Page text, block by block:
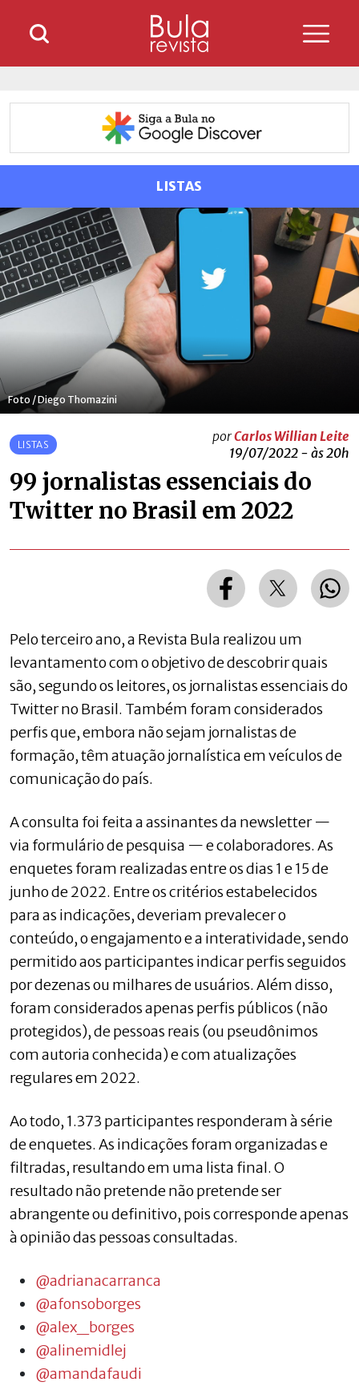
LISTAS
Foto / Diego Thomazini
LISTAS
porCarlos Willian Leite
19/07/2022 - às 20h
99 jornalistas essenciais do
Twitter no Brasil em 2022
Pelo terceiro ano, a Revista Bula realizou um
levantamento com o objetivo de descobrir quais
são, segundo os leitores, os jornalistas essenciais do
Twitter no Brasil. Também foram considerados
perfis que, embora não sejam jornalistas de
formação, têm atuação jornalística em veículos de
comunicação do país.
A consulta foi feita a assinantes da newsletter —
via formulário de pesquisa — e colaboradores. As
enquetes foram realizadas entre os dias 1 e 15 de
junho de 2022. Entre os critérios estabelecidos
para as indicações, deveriam prevalecer o
conteúdo, o engajamento e a interatividade, sendo
permitido aos participantes indicar perfis seguidos
por dezenas ou milhares de usuários. Além disso,
foram considerados apenas perfis públicos (não
protegidos), de pessoas reais (ou pseudônimos
com autoria conhecida) e com atualizações
regulares em 2022.
Ao todo, 1.373 participantes responderam à série
de enquetes. As indicações foram organizadas e
filtradas, resultando em uma lista final. O
resultado não pretende não pretende ser
abrangente ou definitivo, pois corresponde apenas
à opinião das pessoas consultadas.
@adrianacarranca
@afonsoborges
@alex_borges
@alinemidlej
@amandafaudi